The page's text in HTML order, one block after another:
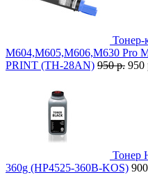
Тонер-
M604,M605,M606,M630 Pro
PRINT (TH-28AN) 950 р. 950
Тонер
360g (HP4525-360B-KOS)